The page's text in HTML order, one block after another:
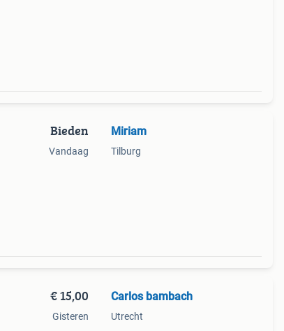
Bieden
Vandaag
Miriam
Tilburg
€ 15,00
Gisteren
Carlos bambach
Utrecht